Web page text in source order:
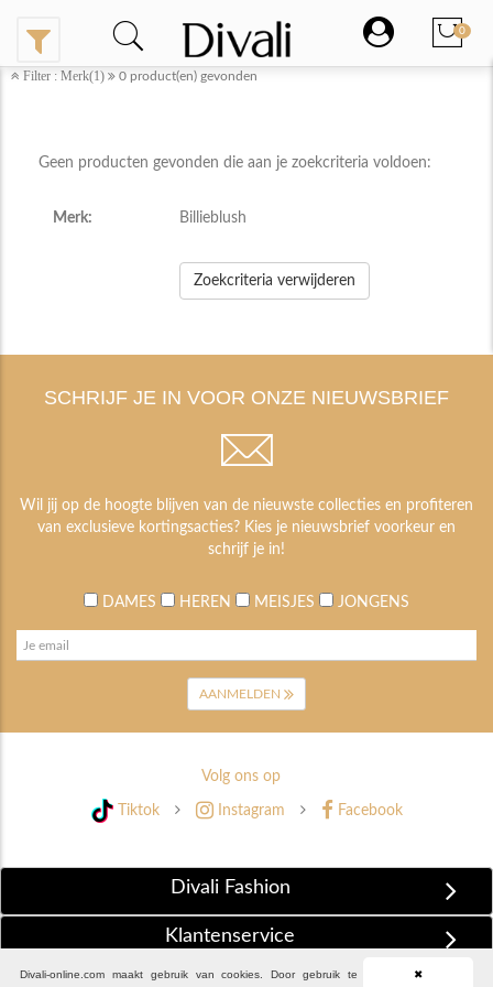
0
Filter : Merk(1) 0 product(en) gevonden
Geen producten gevonden die aan je zoekcriteria voldoen:
Merk: Billieblush
Zoekcriteria verwijderen
SCHRIJF JE IN VOOR ONZE NIEUWSBRIEF
Wil jij op de hoogte blijven van de nieuwste collecties en profiteren
van exclusieve kortingsacties? Kies je nieuwsbrief voorkeur en
schrijf je in!
DAMES HEREN MEISJES JONGENS
AANMELDEN
Volg ons op
Tiktok Instagram Facebook
Divali Fashion
Klantenservice
✖
Divali-online.com maakt gebruik van cookies. Door gebruik te